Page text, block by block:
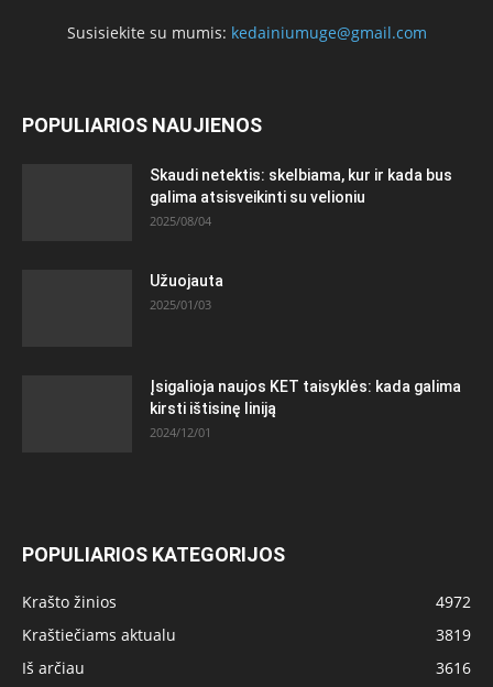
Susisiekite su mumis: kedainiumuge@gmail.com
POPULIARIOS NAUJIENOS
Skaudi netektis: skelbiama, kur ir kada bus
galima atsisveikinti su velioniu
2025/08/04
Užuojauta
2025/01/03
Įsigalioja naujos KET taisyklės: kada galima
kirsti ištisinę liniją
2024/12/01
POPULIARIOS KATEGORIJOS
Krašto žinios
4972
Kraštiečiams aktualu
3819
Iš arčiau
3616